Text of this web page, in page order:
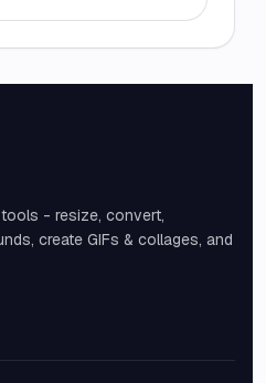
- resize, convert,
create GIFs & collages, and